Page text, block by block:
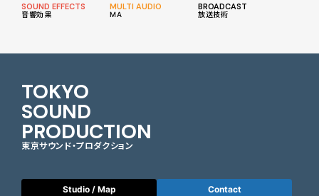
SOUND EFFECTS
音響効果
MULTI AUDIO
MA
BROADCAST
放送技術
TOKYO
SOUND
PRODUCTION
東京サウンド・プロダクション
Studio / Map Contact